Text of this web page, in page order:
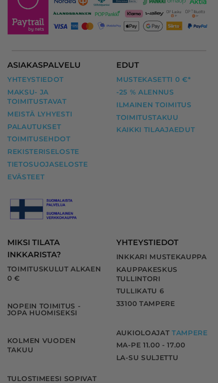
ASIAKASPALVELU
YHTEYSTIEDOT
MAKSU- JA
TOIMITUSTAVAT
MEISTÄ LYHYESTI
PALAUTUKSET
TOIMITUSEHDOT
REKISTERISELOSTE
TIETOSUOJASELOSTE
EVÄSTEET
EDUT
MUSTEKASETTI 0 €*
-25 % ALENNUS
ILMAINEN TOIMITUS
TOIMITUSTAKUU
KAIKKI TILAAJAEDUT
MIKSI TILATA
INKKARISTA?
TOIMITUSKULUT ALKAEN
0 €
NOPEIN TOIMITUS -
JOPA HUOMISEKSI
KOLMEN VUODEN
TAKUU
TULOSTIMEESI SOPIVAT
YHTEYSTIEDOT
INKKARI MUSTEKAUPPA
KAUPPAKESKUS
TULLINTORI
TULLIKATU 6
33100 TAMPERE
AUKIOLOAJAT TAMPERE
MA-PE 11.00 - 17.00
LA-SU SULJETTU